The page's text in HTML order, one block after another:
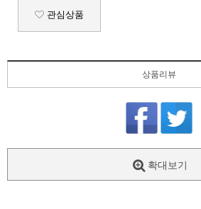
관심상품
상품리뷰
확대보기